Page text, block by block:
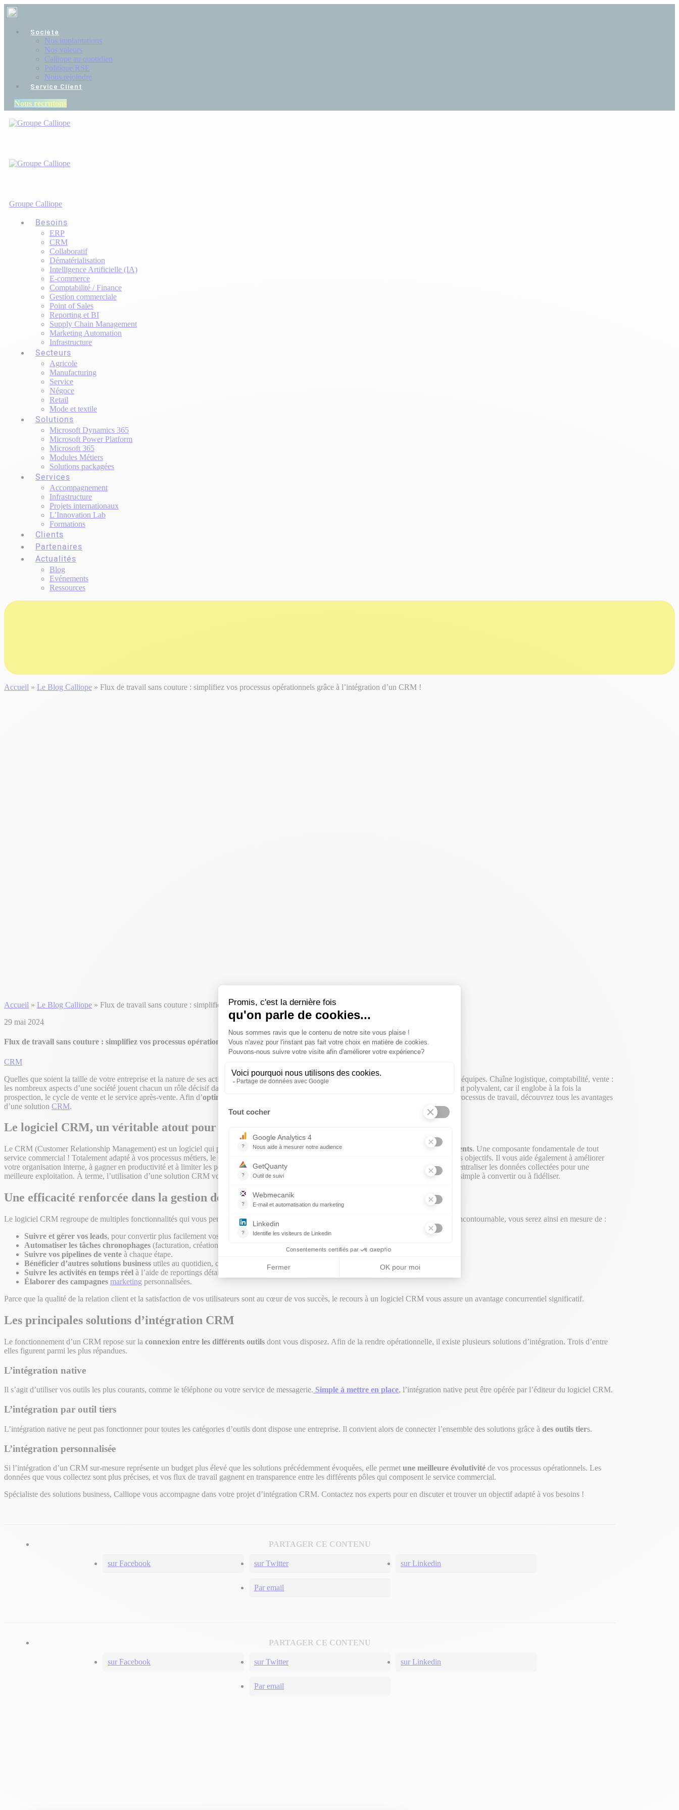
Société
Nos implantations
Nos valeurs
Calliope au quotidien
Politique RSE
Nous rejoindre
Service Client
Nous recrutons
Groupe Calliope
Besoins
ERP
CRM
Collaboratif
Dématérialisation
Intelligence Artificielle (IA)
E-commerce
Comptabilité / Finance
Gestion commerciale
Point of Sales
Reporting et BI
Supply Chain Management
Marketing Automation
Infrastructure
Secteurs
Agricole
Manufacturing
Service
Négoce
Retail
Mode et textile
Solutions
Microsoft Dynamics 365
Microsoft Power Platform
Microsoft 365
Modules Métiers
Solutions packagées
Services
Accompagnement
Infrastructure
Projets internationaux
L’Innovation Lab
Formations
Clients
Partenaires
Actualités
Blog
Evénements
Ressources
Accueil » Le Blog Calliope » Flux de travail sans couture : simplifiez vos processus opérationnels grâce à l’intégration d’un CRM !
Accueil » Le Blog Calliope » Flux de travail sans couture : simplifiez vos processus opérationnels grâce à l’intégration d’un CRM !
29 mai 2024
Flux de travail sans couture : simplifiez vos processus opérationnels grâce à l’intégration d’un CRM !
CRM
Quelles que soient la taille de votre entreprise et la nature de ses activités, plusieurs outils peuvent être utilisés pour
de vos équipes. Chaîne logistique, comptabilité, vente :
les nombreux aspects d’une société jouent chacun un rôle décisif dans son développement et sa réussite. Le volet commercial est particulièrement polyvalent, car il englobe à la fois la
prospection, le cycle de vente et le service après-vente. Afin d’optimiser l’efficacité
de vos collaborateurs et de les aider à mieux maîtriser les processus de travail, découvrez tous les avantages
d’une solution CRM.
Le logiciel CRM, un véritable atout pour votre activité
Le CRM (Customer Relationship Management) est un logiciel qui permet d’améliorer la gestion desinteractions avec vos prospects et vos clients. Une composante fondamentale de tout
service commercial ! Totalement adapté à vos processus métiers, le CRM contribue au développement d’une stratégie pertinente en lien avec vos objectifs. Il vous aide également à améliorer
votre organisation interne, à gagner en productivité et à limiter les pertes de temps grâce à l’automatisation de tâches chronophages, ainsi qu’à centraliser les données collectées pour une
meilleure exploitation. À terme, l’utilisation d’une solution CRM vous offre
une connaissance approfondie de votre panel clients , alors plus simple à convertir ou à fidéliser.
Une efficacité renforcée dans la gestion de vos relations clients
Le logiciel CRM regroupe de multiples fonctionnalités qui vous permettront de bénéficier de tous ces avantages. En vous équipant de cet outil incontournable, vous serez ainsi en mesure de :
Suivre et gérer vos leads, pour convertir plus facilement vos prospects en clients.
Automatiser les tâches chronophages (facturation, création de fiches contact, relances par mail, etc) au profit d’autres missions.
Suivre vos pipelines de vente à chaque étape.
Bénéficier d’autres solutions business utiles au quotidien, comme les messageries électroniques et instantanées ou les logiciels ERP.
Suivre les activités en temps réel à l’aide de reportings détaillés.
Élaborer des campagnes marketing personnalisées.
Parce que la qualité de la relation client et la satisfaction de vos utilisateurs sont au cœur de vos succès, le recours à un logiciel CRM vous assure un avantage concurrentiel significatif.
Les principales solutions d’intégration CRM
Le fonctionnement d’un CRM repose sur la connexion entre les différents outils dont vous disposez. Afin de la rendre opérationnelle, il existe plusieurs solutions d’intégration. Trois d’entre
elles figurent parmi les plus répandues.
L’intégration native
Il s’agit d’utiliser vos outils les plus courants, comme le téléphone ou votre service de messagerie. Simple à mettre en place, l’intégration native peut être opérée par l’éditeur du logiciel CRM.
L’intégration par outil tiers
L’intégration native ne peut pas fonctionner pour toutes les catégories d’outils dont dispose une entreprise. Il convient alors de connecter l’ensemble des solutions grâce à des outils tiers.
L’intégration personnalisée
Si l’intégration d’un CRM sur-mesure représente un budget plus élevé que les solutions précédemment évoquées, elle permet une meilleure évolutivité de vos processus opérationnels. Les
données que vous collectez sont plus précises, et vos flux de travail gagnent en transparence entre les différents pôles qui composent le service commercial.
Spécialiste des solutions business, Calliope vous accompagne dans votre projet d’intégration CRM. Contactez nos experts pour en discuter et trouver un objectif adapté à vos besoins !
PARTAGER CE CONTENU
sur Facebook sur Twitter sur Linkedin
Par email
PARTAGER CE CONTENU
sur Facebook sur Twitter sur Linkedin
Par email